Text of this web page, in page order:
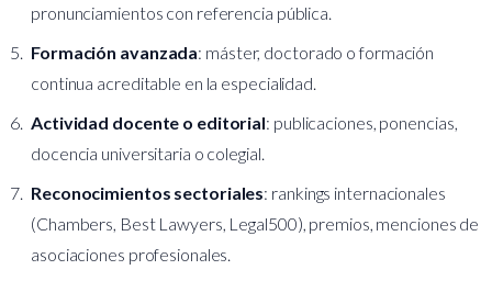
pronunciamientos con referencia pública.
Formación avanzada: máster, doctorado o formación
continua acreditable en la especialidad.
Actividad docente o editorial: publicaciones, ponencias,
docencia universitaria o colegial.
Reconocimientos sectoriales: rankings internacionales
(Chambers, Best Lawyers, Legal500), premios, menciones de
asociaciones profesionales.